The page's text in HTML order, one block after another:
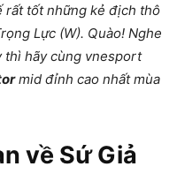
rất tốt những kẻ địch thô
Lực (W). Quào! Nghe
thì hãy cùng vnesport
mid đỉnh cao nhất mùa
về Sứ Giả